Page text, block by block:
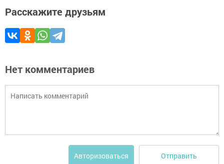
Расскажите друзьям
Нет комментариев
Авторизоваться Отправить